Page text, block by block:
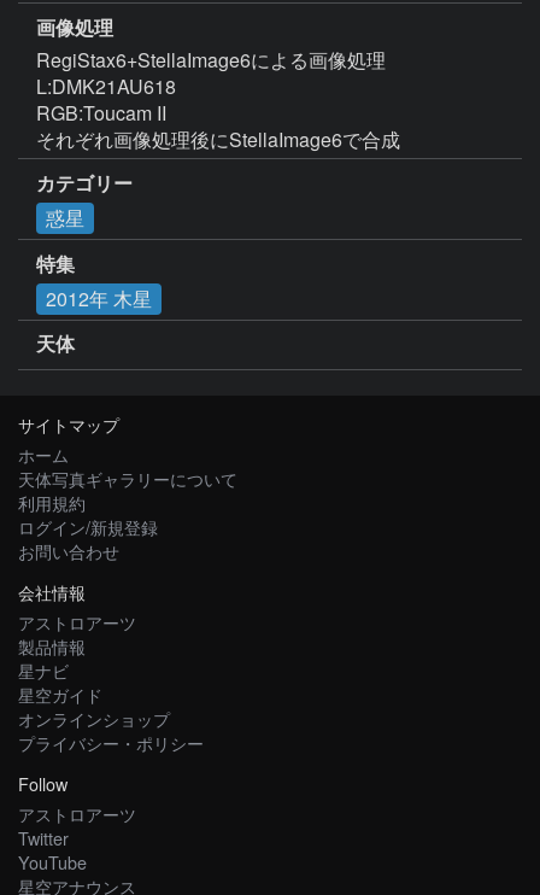
画像処理
RegiStax6+StellaImage6による画像処理
L:DMK21AU618
RGB:Toucam II
それぞれ画像処理後にStellaImage6で合成
カテゴリー
惑星
特集
2012年 木星
天体
サイトマップ
ホーム
天体写真ギャラリーについて
利用規約
ログイン/新規登録
お問い合わせ
会社情報
アストロアーツ
製品情報
星ナビ
星空ガイド
オンラインショップ
プライバシー・ポリシー
Follow
アストロアーツ
Twitter
YouTube
星空アナウンス